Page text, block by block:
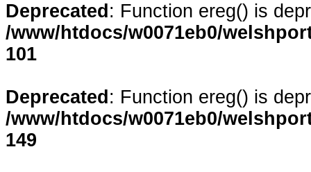
Deprecated : Function ereg() is
/www/htdocs/w0071eb0/
101
Deprecated : Function ereg() is
/www/htdocs/w0071eb0/
149